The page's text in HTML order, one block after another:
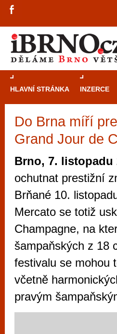
HLAVNÍ STRÁNKA INZERCE
Do Brna míří
Grand Jour de
Brno, 7. listopadu
ochutnat prestižní
Brňané 10.
Mercato se totiž
Champagne, na
šampaňských z 18
festivalu se mohou
včetně
pravým
Mimo jiné je ale také
vyzkoušet různé
metropoli naleznete
po moderní
příležitostné hráče.